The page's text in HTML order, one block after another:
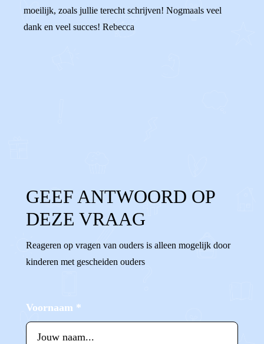
moeilijk, zoals jullie terecht schrijven! Nogmaals veel
dank en veel succes! Rebecca
GEEF ANTWOORD OP
DEZE VRAAG
Reageren op vragen van ouders is alleen mogelijk door
kinderen met gescheiden ouders
Voornaam *